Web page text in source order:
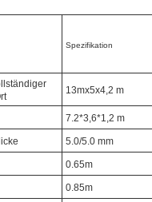
Spezifikation
13mx5x4,2 m
7.2*3,6*1,2 m
5.0/5.0 mm
0.65m
0.85m